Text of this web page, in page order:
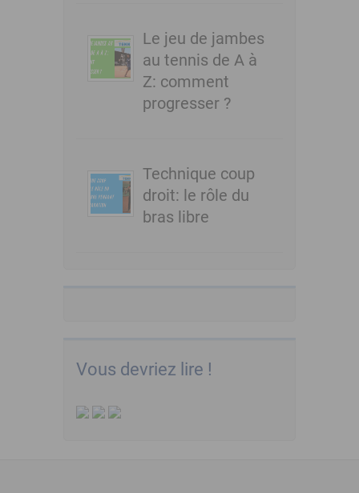
Le jeu de jambes
au tennis de A à
Z: comment
progresser ?
Technique coup
droit: le rôle du
bras libre
Vous devriez lire !